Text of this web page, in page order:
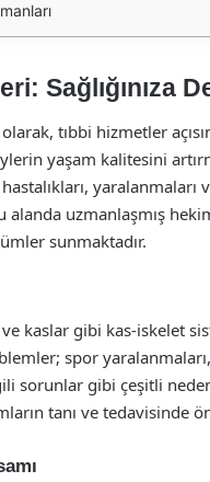
Sağlığınıza
tıbbi hizmetler
yaşam kalitesini
alanda uzmanlaşmış
sunmaktadır.
kaslar gibi kas-iskelet
spor
sorunlar gibi çeşitli
tanı ve tedavisinde